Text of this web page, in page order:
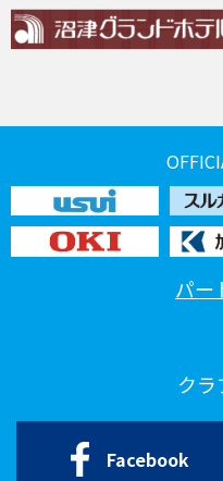
パー
クラ
Facebook